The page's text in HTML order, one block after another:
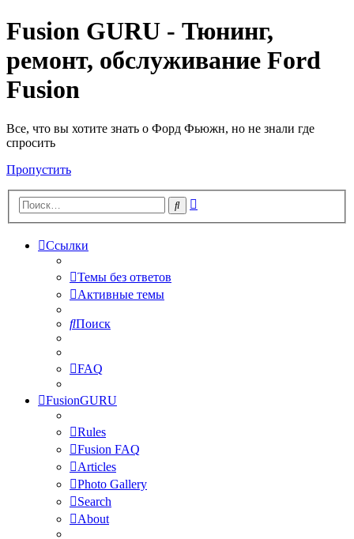
Fusion GURU - Тюнинг,
ремонт, обслуживание Ford
Fusion
Все, что вы хотите знать о Форд Фьюжн, но не знали где
спросить
Пропустить
Поиск
Ссылки
Темы без ответов
Активные темы
Поиск
FAQ
FusionGURU
Rules
Fusion FAQ
Articles
Photo Gallery
Search
About